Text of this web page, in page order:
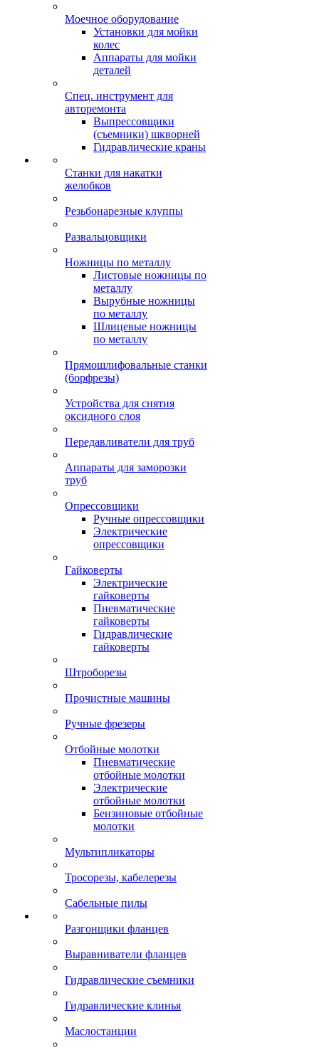
Моечное оборудование
Установки для мойки
колес
Аппараты для мойки
деталей
Спец. инструмент для
авторемонта
Выпрессовщики
(съемники) шкворней
Гидравлические краны
Станки для накатки
желобков
Резьбонарезные клуппы
Развальцовщики
Ножницы по металлу
Листовые ножницы по
металлу
Вырубные ножницы
по металлу
Шлицевые ножницы
по металлу
Прямошлифовальные станки
(борфрезы)
Устройства для снятия
оксидного слоя
Передавливатели для труб
Аппараты для заморозки
труб
Опрессовщики
Ручные опрессовщики
Электрические
опрессовщики
Гайковерты
Электрические
гайковерты
Пневматические
гайковерты
Гидравлические
гайковерты
Штроборезы
Прочистные машины
Ручные фрезеры
Отбойные молотки
Пневматические
отбойные молотки
Электрические
отбойные молотки
Бензиновые отбойные
молотки
Мультипликаторы
Тросорезы, кабелерезы
Сабельные пилы
Разгонщики фланцев
Выравниватели фланцев
Гидравлические съемники
Гидравлические клинья
Маслостанции